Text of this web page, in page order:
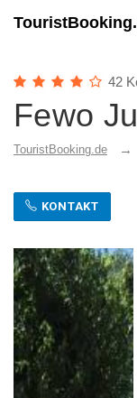
42
Fewo
TouristBooking.de
KONTAKT